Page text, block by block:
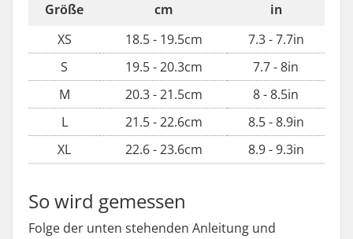
Größe cm
in
XS
18.5 - 19.5cm
7.3 - 7.7in
S
19.5 - 20.3cm
7.7 - 8in
M
20.3 - 21.5cm
8 - 8.5in
L
21.5 - 22.6cm
8.5 - 8.9in
XL
22.6 - 23.6cm 8.9 - 9.3in
So wird gemessen
Folge der unten stehenden Anleitung und